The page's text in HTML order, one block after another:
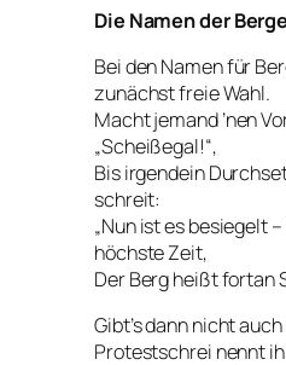
Die Namen der Berge
Bei den Namen für
zunächst freie Wahl.
Macht jemand ’nen
„Scheißegal!“,
Bis irgendein
schreit:
„Nun ist es besiegelt –
höchste Zeit,
Der Berg heißt fortan
Gibt’s dann nicht
Protestschrei nennt